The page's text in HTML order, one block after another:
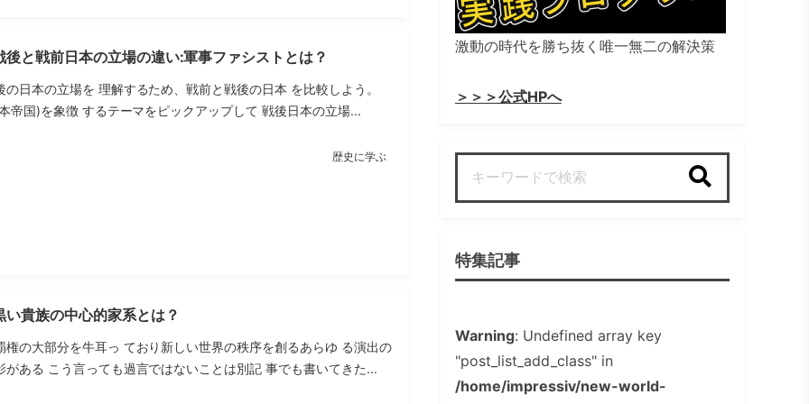
後と戦前日本の立場の違い:軍事ファシストとは？
日本の立場を 理解するため、戦前と戦後の日本 を比較しよう。
帝国)を象徴 するテーマをピックアップして 戦後日本の立場...
歴史に学ぶ
い貴族の中心的家系とは？
権の大部分を牛耳っ ており新しい世界の秩序を創るあらゆ る演出の
がある こう言っても過言ではないことは別記 事でも書いてきた...
激動の時代を勝ち抜く唯一無二の解決策
＞＞＞公式HPへ
特集記事
Warning: Undefined array key
"post_list_add_class" in
/home/impressiv/new-world-